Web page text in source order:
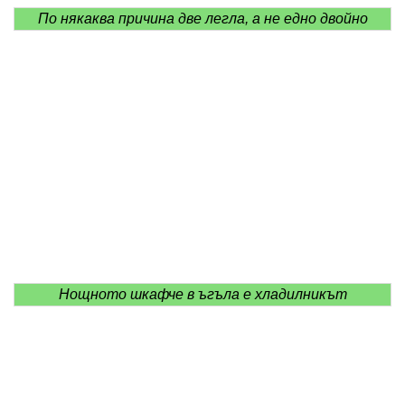
По някаква причина две легла, а не едно двойно
Нощното шкафче в ъгъла е хладилникът